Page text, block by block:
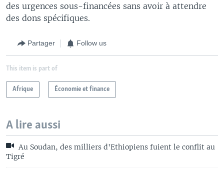
des urgences sous-financées sans avoir à attendre
des dons spécifiques.
Partager Follow us
This item is part of
Afrique Économie et finance
A lire aussi
Au Soudan, des milliers d'Ethiopiens fuient le conflit au
Tigré